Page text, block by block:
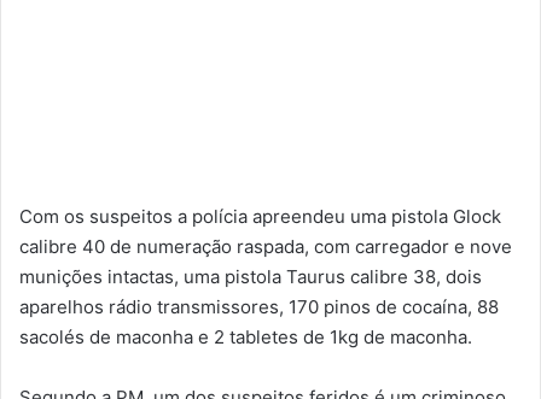
Com os suspeitos a polícia apreendeu uma pistola Glock
calibre 40 de numeração raspada, com carregador e nove
munições intactas, uma pistola Taurus calibre 38, dois
aparelhos rádio transmissores, 170 pinos de cocaína, 88
sacolés de maconha e 2 tabletes de 1kg de maconha.